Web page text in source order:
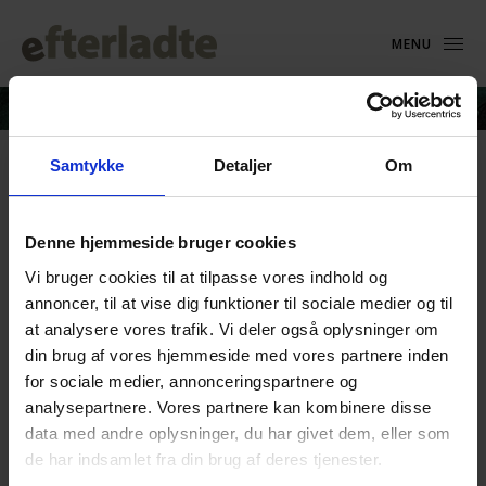
Samtykke Detaljer Om
Denne hjemmeside bruger cookies
Vi bruger cookies til at tilpasse vores indhold og
annoncer, til at vise dig funktioner til sociale medier og til
at analysere vores trafik. Vi deler også oplysninger om
din brug af vores hjemmeside med vores partnere inden
for sociale medier, annonceringspartnere og
analysepartnere. Vores partnere kan kombinere disse
data med andre oplysninger, du har givet dem, eller som
de har indsamlet fra din brug af deres tjenester.
MENU
Maria Vogt_2023
11. marts 2024